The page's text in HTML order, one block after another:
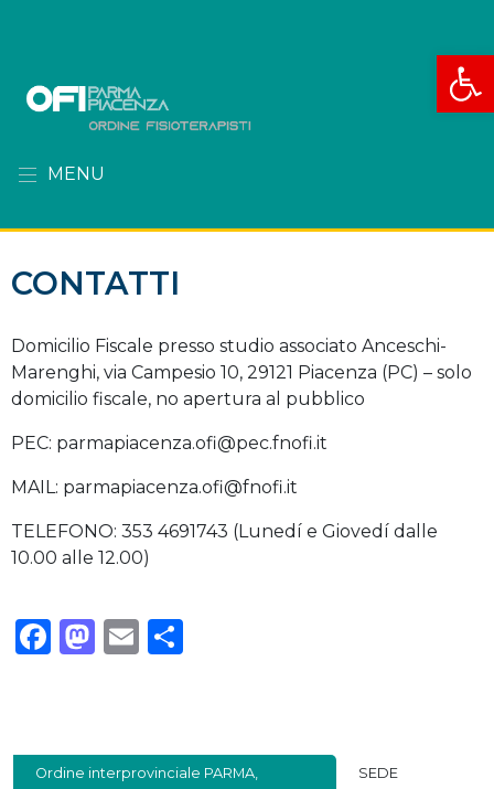
Apri
MENU
CONTATTI
Domicilio Fiscale presso studio associato Anceschi-
Marenghi, via Campesio 10, 29121 Piacenza (PC) – solo
domicilio fiscale, no apertura al pubblico
PEC: parmapiacenza.ofi@pec.fnofi.it
MAIL: parmapiacenza.ofi@fnofi.it
TELEFONO: 353 4691743 (Lunedí e Giovedí dalle
10.00 alle 12.00)
Facebook
Mastodon
Email
Ordine interprovinciale PARMA,
SEDE